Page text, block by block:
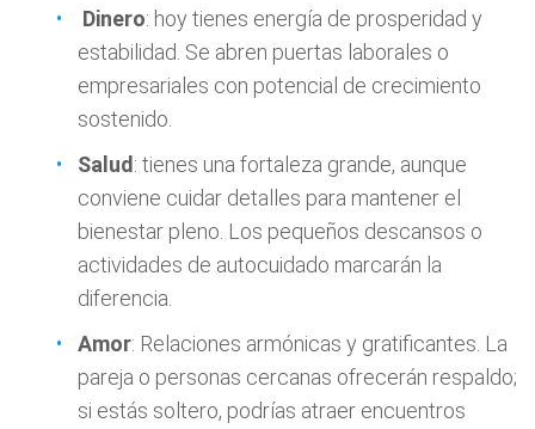
Dinero: hoy tienes energía de prosperidad y
estabilidad. Se abren puertas laborales o
empresariales con potencial de crecimiento
sostenido.
Salud: tienes una fortaleza grande, aunque
conviene cuidar detalles para mantener el
bienestar pleno. Los pequeños descansos o
actividades de autocuidado marcarán la
diferencia.
Amor: Relaciones armónicas y gratificantes. La
pareja o personas cercanas ofrecerán respaldo;
si estás soltero, podrías atraer encuentros